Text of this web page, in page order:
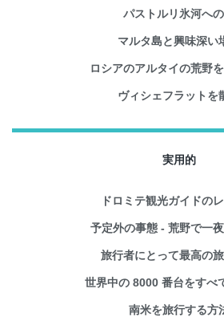
パストルリ氷河へ
マルタ島と興味深い
ロシアのアルタイの荒野
ヴィシェフラットを
実用的
ドロミテ観光ガイドの
予定外の事態 - 荒野で一
旅行者にとって最高の
世界中の 8000 番台をすべ
南米を旅行する方